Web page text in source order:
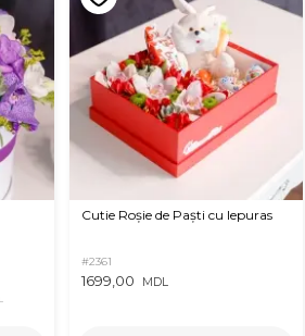
Cutie Roșie de Paști cu Iepuras
#2361
1699,00 MDL